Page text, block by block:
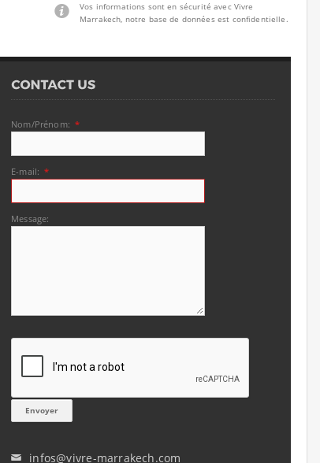
Vos informations sont en sécurité avec Vivre
Marrakech, notre base de données est confidentielle.
Nom/Prénom: *
E-mail: *
Message:
✉ infos@vivre-marrakech.com